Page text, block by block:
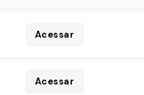
Acessar
Acessar